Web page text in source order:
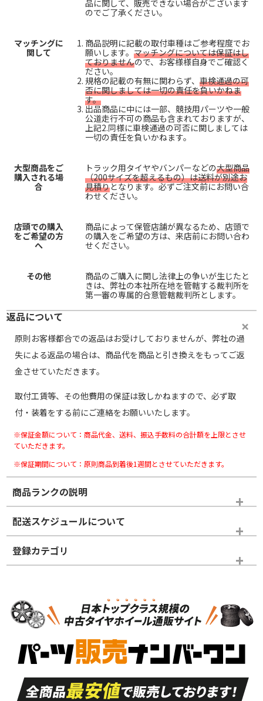
品に関して、販売できない場合がございます
のでご了承ください。
マッチングに
関して
商品説明に記載の取付車種はご参考程度でお
願いします。 マッチングについては保証はし
ておりませんので、お客様様自身でご確認く
ださい。
規格の記載の有無に関わらず、 車検通過の可
否に関しましては一切の責任を負いかねま
す。
出品商品に中には一部、競技用パーツや一般
公道走行不可の商品も含まれておりますが、
上記2.同様に車検通過の可否に関しましては
一切の責任を負いかねます。
大型商品をご
購入される場
合
トラック用タイヤやバンパーなどの大型商品
（200サイズを超えるもの）は送料が別途お
見積りとなります。必ずご注文前にお問い合
わせください。
店頭での購入
をご希望の方
へ
商品によって保管店舗が異なるため、店頭で
の購入をご希望の方は、来店前にお問い合わ
せください。
その他
商品のご購入に関し法律上の争いが生じたと
きは、弊社の本社所在地を管轄する裁判所を
第一審の専属的合意管轄裁判所とします。
返品について
原則お客様都合での返品はお受けしておりませんが、弊社の過
失による返品の場合は、商品代を商品と引き換えをもってご返
金させていただきます。
取付工賃等、その他費用の保証は致しかねますので、必ず取
付・装着をする前にご連絡をお願いいたします。
※保証金額について：商品代金、送料、振込手数料の合計額を上限とさせ
ていただきます。
※保証期間について：原則商品到着後1週間とさせていただきます。
商品ランクの説明
※商品ランクは出品者の主観により判断しておりますので、あら
かじめご了承ください。
ホイールランク
S
品）
S
新車外し品（新古
付き
A
走行距離も少なく、
目立つ傷もほとんど
ない中古品
A
走行距離も少なく、
非常に状態の良い中
古品
配送スケジュールについて
登録カテゴリ
タイヤのみ